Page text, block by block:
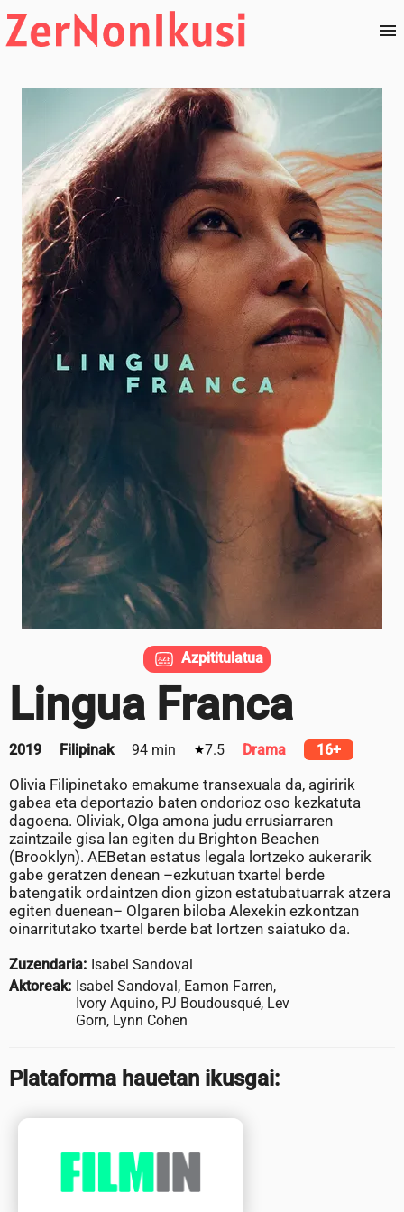
Lingua Franca
2019 Filipinak 94 min 7.5 Drama 16+
Olivia Filipinetako emakume transexuala da, agiririk
gabea eta deportazio baten ondorioz oso kezkatuta
dagoena. Oliviak, Olga amona judu errusiarraren
zaintzaile gisa lan egiten du Brighton Beachen
(Brooklyn). AEBetan estatus legala lortzeko aukerarik
gabe geratzen denean –ezkutuan txartel berde
batengatik ordaintzen dion gizon estatubatuarrak atzera
egiten duenean– Olgaren biloba Alexekin ezkontzan
oinarritutako txartel berde bat lortzen saiatuko da.
Zuzendaria: Isabel Sandoval
Aktoreak: Isabel Sandoval, Eamon Farren,
Ivory Aquino, PJ Boudousqué, Lev
Gorn, Lynn Cohen
Plataforma hauetan ikusgai:
Azpititulatua